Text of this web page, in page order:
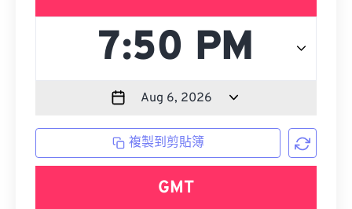
複製到剪貼簿
GMT